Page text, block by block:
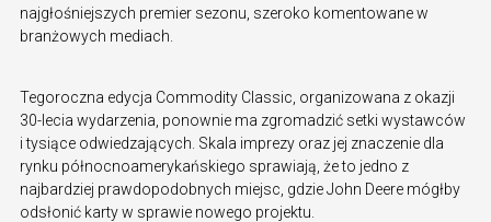
najgłośniejszych premier sezonu, szeroko komentowane w
branżowych mediach.
Tegoroczna edycja Commodity Classic, organizowana z okazji
30-lecia wydarzenia, ponownie ma zgromadzić setki wystawców
i tysiące odwiedzających. Skala imprezy oraz jej znaczenie dla
rynku północnoamerykańskiego sprawiają, że to jedno z
najbardziej prawdopodobnych miejsc, gdzie John Deere mógłby
odsłonić karty w sprawie nowego projektu.